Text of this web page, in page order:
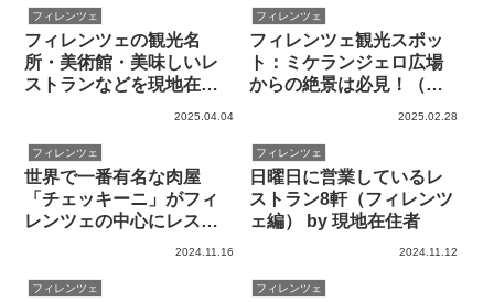
報）
フィレンツェ
フィレンツェの観光名
所・美術館・美味しいレ
ストランなどを現地在住
2025.04.04
フィレンツェ
フィレンツェ観光スポッ
ト：ミケランジェロ広場
からの絶景は必見！（フ
2025.02.28
フィレンツェ
世界で一番有名な肉屋
「チェッキーニ」がフィ
レンツェの中心にレスト
2024.11.16
フィレンツェ
日曜日に営業しているレ
ストラン8軒（フィレンツ
ェ編） by 現地在住者
2024.11.12
フィレンツェ フィレンツェ